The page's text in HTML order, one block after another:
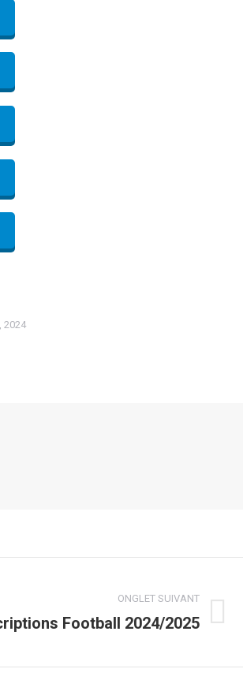
2024
ONGLET SUIVANT
Football 2024/2025